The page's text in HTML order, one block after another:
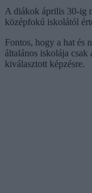
A diákok április 30-ig
középfokú iskolától
Fontos, hogy a hat és
általános iskolája csak
kiválasztott képzésre.